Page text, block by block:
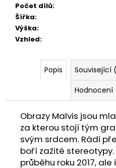
Počet dílů:
Šířka:
Výška:
Vzhled:
Popis Související
Hodnocení
Obrazy Malvis jsou
za kterou stojí tým
svým srdcem. Rádi
boří zažité stereotypy.
průběhu roku 2017,